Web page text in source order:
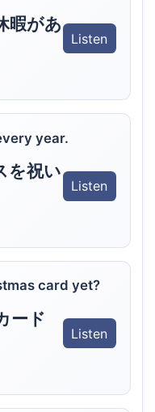
暇があ
Listen
year.
を祝い
Listen
card yet?
ード
Listen